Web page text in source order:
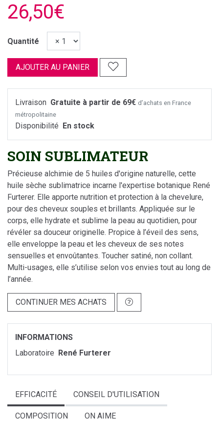
26,50€
Quantité
AJOUTER AU PANIER
Livraison Gratuite à partir de 69€ d’achats en France
métropolitaine
Disponibilité En stock
SOIN SUBLIMATEUR
Précieuse alchimie de 5 huiles d'origine naturelle, cette
huile sèche sublimatrice incarne l'expertise botanique René
Furterer. Elle apporte nutrition et protection à la chevelure,
pour des cheveux souples et brillants. Appliquée sur le
corps, elle hydrate et sublime la peau au quotidien, pour
révéler sa douceur originelle. Propice à l’éveil des sens,
elle enveloppe la peau et les cheveux de ses notes
sensuelles et envoûtantes. Toucher satiné, non collant.
Multi-usages, elle s’utilise selon vos envies tout au long de
l’année.
CONTINUER MES ACHATS
INFORMATIONS
Laboratoire René Furterer
EFFICACITÉ CONSEIL D'UTILISATION
COMPOSITION ON AIME